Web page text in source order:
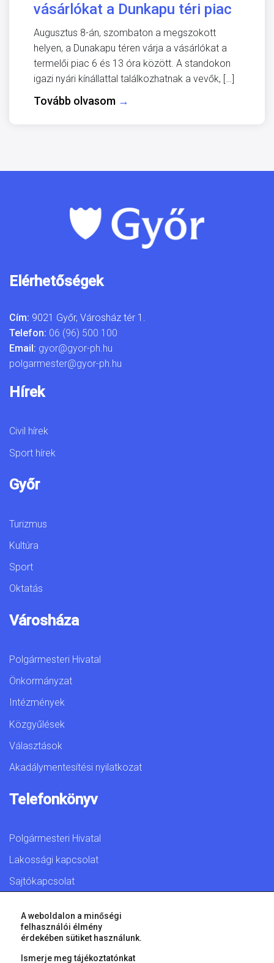
vásárlókat a Dunkapu téri piac
Augusztus 8-án, szombaton a megszokott
helyen, a Dunakapu téren várja a vásárlókat a
termelői piac 6 és 13 óra között. A standokon
igazi nyári kínállattal találkozhatnak a vevők, […]
Tovább olvasom →
Elérhetőségek
Cím: 9021 Győr, Városház tér 1.
Telefon: 06 (96) 500 100
Email: gyor@gyor-ph.hu
polgarmester@gyor-ph.hu
Hírek
Civil hírek
Sport hírek
Győr
Turizmus
Kultúra
Sport
Oktatás
Városháza
Polgármesteri Hivatal
Önkormányzat
Intézmények
Közgyűlések
Választások
Akadálymentesítési nyilatkozat
Telefonkönyv
Polgármesteri Hivatal
Lakossági kapcsolat
Sajtókapcsolat
© 2026 Győr Megyei Jogú Város • Minden jog fenntartva!
A weboldalon a minőségi
felhasználói élmény
érdekében sütiket használunk.
Ismerje meg tájékoztatónkat